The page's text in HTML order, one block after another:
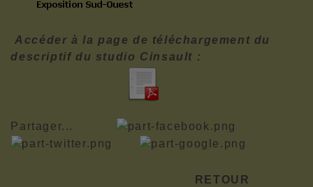
Accéder à la page de téléchargement du
descriptif du studio Cinsault :
Partager...
RETOUR